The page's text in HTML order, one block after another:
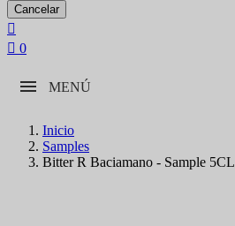
Cancelar

 0
MENÚ
Inicio
Samples
Bitter R Baciamano - Sample 5CL